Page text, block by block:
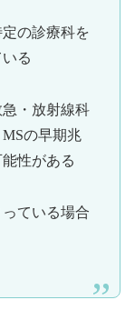
の診療科を
る
急・放射線科
の早期兆
性がある
ている場合